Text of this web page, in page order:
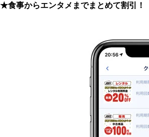
★食事からエンタメまでまとめて割引！